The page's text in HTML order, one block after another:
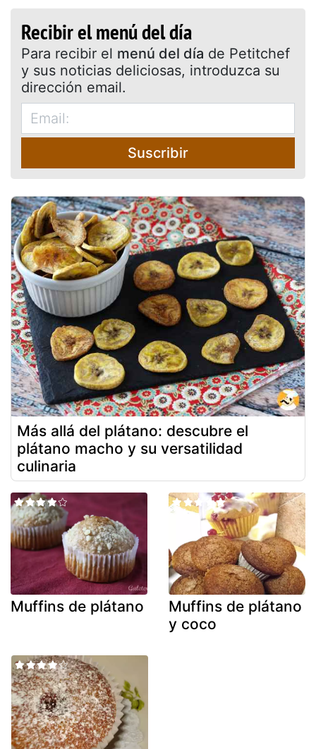
Recibir el menú del día
Para recibir el menú del día de Petitchef
y sus noticias deliciosas, introduzca su
dirección email.
Suscribir
Más allá del plátano: descubre el
plátano macho y su versatilidad
culinaria
Muffins de plátano
Muffins de plátano
y coco